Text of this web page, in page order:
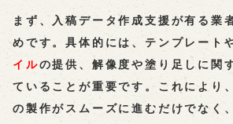
まず、入稿データ作成支援が有る業
めです。具体的には、 テンプレート
イルの提供、解像度や塗り足しに関
ていることが重要です。これにより
の製作がスムーズに進むだけでなく